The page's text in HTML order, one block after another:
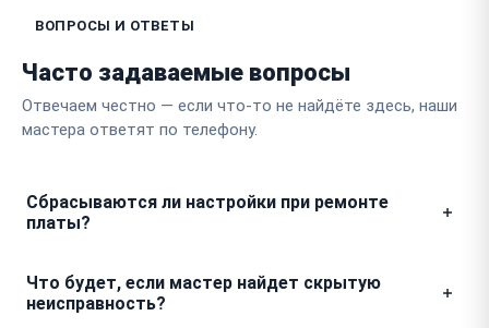
ВОПРОСЫ И ОТВЕТЫ
Часто задаваемые вопросы
Отвечаем честно — если что-то не найдёте здесь, наши
мастера ответят по телефону.
Сбрасываются ли настройки при ремонте
платы?
бережно сохраняем конфигурации напитков и
программные установки вашего аппарата. Если
Что будет, если мастер найдет скрытую
неисправность?